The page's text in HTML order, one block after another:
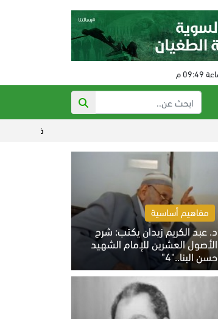
ذي أتلانتك: تهديدات
مفاهيم أساسية
د. عبد الكريم زيدان يكتب: شرح
الأصول العشرين للإمام الشهيد
حسن البنا.."4"
الخميس 6 أغسطس 2026 10:27 ص